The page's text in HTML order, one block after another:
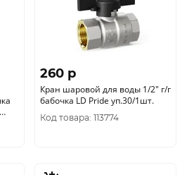
260 p
Кран шаровой для воды 1/2" г/г
бабочка LD Pride уп.30/1шт.
Код товара: 113774